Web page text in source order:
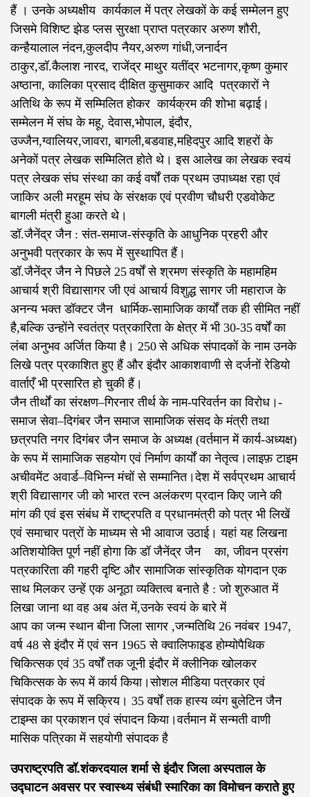
हैं । उनके अध्यक्षीय कार्यकाल में पत्र लेखकों के कई सम्मेलन हुए
जिसमे विशिष्ट झेड प्लस सुरक्षा प्राप्त पत्रकार अरुण शौरी,
कन्हैयालाल नंदन,कुलदीप नैयर,अरुण गांधी,जनार्दन
ठाकुर,डॉ.कैलाश नारद, राजेंद्र माथुर यतींद्र भटनागर,कृष्ण कुमार
अष्ठाना, कालिका प्रसाद दीक्षित कुसुमाकर आदि पत्रकारों ने
अतिथि के रूप में सम्मिलित होकर कार्यक्रम की शोभा बढ़ाई।
सम्मेलन में संघ के महू, देवास,भोपाल, इंदौर,
उज्जैन,ग्वालियर,जावरा, बागली,बडवाह,महिदपुर आदि शहरों के
अनेकों पत्र लेखक सम्मिलित होते थे। इस आलेख का लेखक स्वयं
पत्र लेखक संघ संस्था का कई वर्षों तक प्रथम उपाध्यक्ष रहा एवं
जाकिर अली मरहूम संघ के संरक्षक एवं प्रवीण चौधरी एडवोकेट
बागली मंत्री हुआ करते थे।
डॉ.जैनेंद्र जैन : संत‑समाज‑संस्कृति के आधुनिक प्रहरी और
अनुभवी पत्रकार के रूप में सुस्थापित हैं।
डॉ.जैनेंद्र जैन ने पिछले 25 वर्षों से श्रमण संस्कृति के महामहिम
आचार्य श्री विद्यासागर जी एवं आचार्य विशुद्ध सागर जी महाराज के
अनन्य भक्त डॉक्टर जैन धार्मिक‑सामाजिक कार्यों तक ही सीमित नहीं
है,बल्कि उन्होंने स्वतंत्र पत्रकारिता के क्षेत्र में भी 30‑35 वर्षों का
लंबा अनुभव अर्जित किया है। 250 से अधिक संपादकों के नाम उनके
लिखे पत्र प्रकाशित हुए हैं और इंदौर आकाशवाणी से दर्जनों रेडियो
वार्ताएँ भी प्रसारित हो चुकी हैं।
जैन तीर्थों का संरक्षण–गिरनार तीर्थ के नाम‑परिवर्तन का विरोध।-
समाज सेवा–दिगंबर जैन समाज सामाजिक संसद के मंत्री तथा
छत्रपति नगर दिगंबर जैन समाज के अध्यक्ष (वर्तमान में कार्य‑अध्यक्ष)
के रूप में सामाजिक सहयोग एवं निर्माण कार्यों का नेतृत्व।लाइफ़ टाइम
अचीवमेंट अवार्ड–विभिन्न मंचों से सम्मानित।देश में सर्वप्रथम आचार्य
श्री विद्यासागर जी को भारत रत्न अलंकरण प्रदान किए जाने की
मांग की एवं इस संबंध में राष्ट्रपति व प्रधानमंत्री को पत्र भी लिखें
एवं समाचार पत्रों के माध्यम से भी आवाज उठाई। यहां यह लिखना
अतिशयोक्ति पूर्ण नहीं होगा कि डॉ जैनेंद्र जैन का, जीवन प्रसंग
पत्रकारिता की गहरी दृष्टि और सामाजिक सांस्कृतिक योगदान एक
साथ मिलकर उन्हें एक अनूठा व्यक्तित्व बनाते है : जो शुरुआत में
लिखा जाना था वह अब अंत में,उनके स्वयं के बारे में
आप का जन्म स्थान बीना जिला सागर ,जन्मतिथि 26 नवंबर 1947,
वर्ष 48 से इंदौर में एवं सन 1965 से क्वालिफाइड होम्योपैथिक
चिकित्सक एवं 35 वर्षों तक जूनी इंदौर में क्लीनिक खोलकर
चिकित्सक के रूप में कार्य किया।सोशल मीडिया पत्रकार एवं
संपादक के रूप में सक्रिय। 35 वर्षों तक हास्य व्यंग बुलेटिन जैन
टाइम्स का प्रकाशन एवं संपादन किया।वर्तमान में सन्मती वाणी
मासिक पत्रिका में सहयोगी संपादक है
उपराष्ट्रपति डॉ.शंकरदयाल शर्मा से इंदौर जिला अस्पताल के
उद्घाटन अवसर पर स्वास्थ्य संबंधी स्मारिका का विमोचन कराते हुए